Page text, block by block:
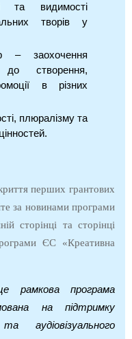
та видимості
творів у
– заохочення
до створення,
в різних
плюралізму та
перших грантових
за новинами програми
сторінці та сторінці
ЄС «Креативна
програма
на підтримку
аудіовізуального